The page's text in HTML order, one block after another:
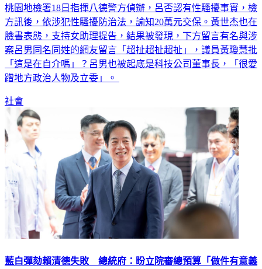
桃園地檢署18日指揮八德警方偵辦，呂否認有性騷擾事實，檢
方訊後，依涉犯性騷擾防治法，諭知20萬元交保。黃世杰也在
臉書表態，支持女助理提告，結果被發現，下方留言有名與涉
案呂男同名同姓的網友留言「超扯超扯超扯」，議員黃瓊慧批
「這是在自介嗎」？呂男也被起底是科技公司董事長，「很愛
蹭地方政治人物及立委」。
社會
藍白彈劾賴清德失敗 總統府：盼立院審總預算「做件有意義